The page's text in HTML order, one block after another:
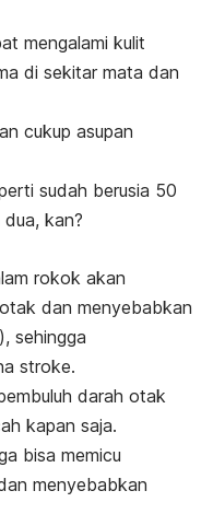
mengalami kulit
di sekitar mata dan
cukup asupan
sudah berusia 50
kan?
rokok akan
dan menyebabkan
), sehingga
stroke.
darah otak
kapan saja.
bisa memicu
menyebabkan